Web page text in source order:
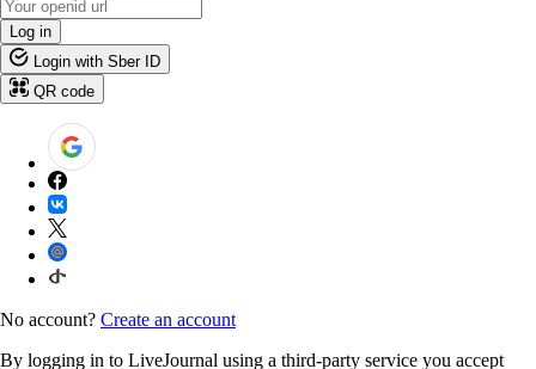
Log in
Login with Sber ID
QR code
No account? Create an account
By logging in to LiveJournal using a third-party service you accept